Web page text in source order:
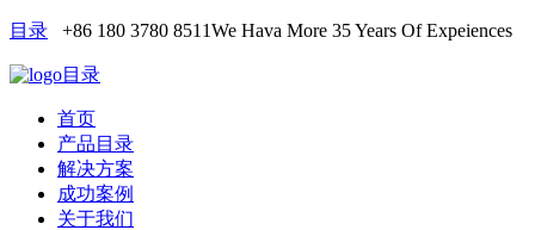
目录 +86 180 3780 8511We Hava More 35 Years Of Expeiences
目录
首页
产品目录
解决方案
成功案例
关于我们